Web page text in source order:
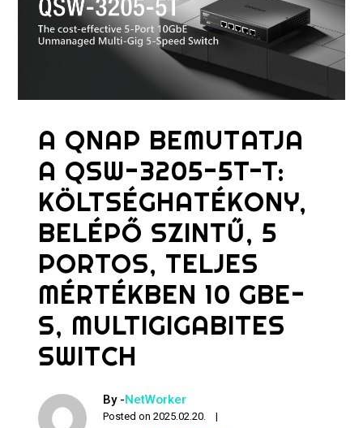
A QNAP BEMUTATJA
A QSW-3205-5T-T:
KÖLTSÉGHATÉKONY,
BELÉPŐ SZINTŰ, 5
PORTOS, TELJES
MÉRTÉKBEN 10 GBE-
S, MULTIGIGABITES
SWITCH
By -NetWorker
Posted on2025.02.20.